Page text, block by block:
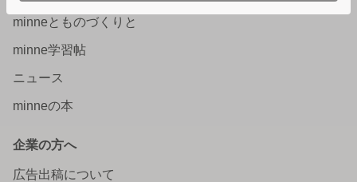
minneとものづくりと
minne学習帖
ニュース
minneの本
企業の方へ
広告出稿について